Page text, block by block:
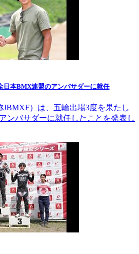
日本BMX連盟のアンバサダーに就任
）は、五輪出場3度を果たし
ンバサダーに就任したことを発表し